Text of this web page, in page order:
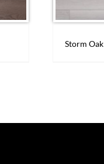
Storm Oak